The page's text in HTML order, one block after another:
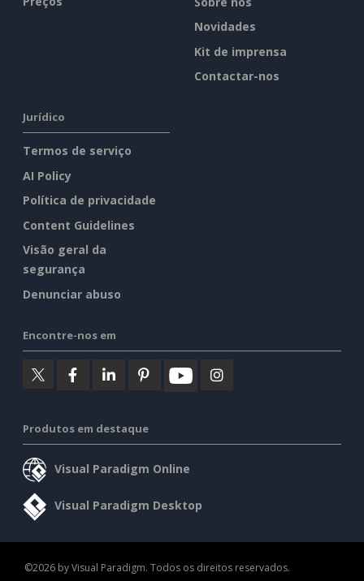
Novidades
Kit de imprensa
Contactar-nos
Jurídico
Termos de serviço
AI Policy
Política de privacidade
Content Guidelines
Visão geral da
segurança
Denunciar abuso
Encontre-nos em
Produtos em destaque
Visual Paradigm Online
Visual Paradigm Desktop
©2026 by Visual Paradigm. Todos os direitos reservados.